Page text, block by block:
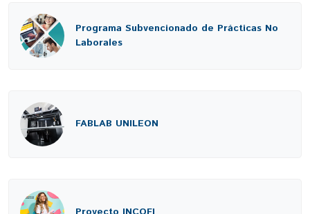
Programa Subvencionado de Prácticas No
Laborales
FABLAB UNILEON